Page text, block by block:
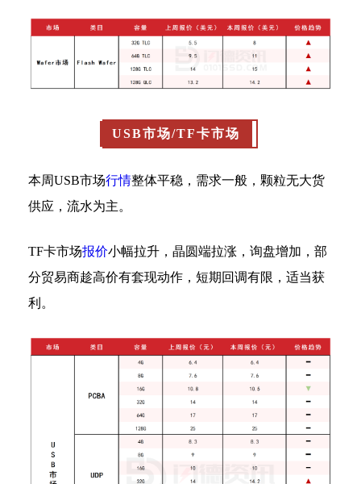
USB市场/TF卡市场
本周USB市场行情整体平稳，需求一般，颗粒无大货
供应，流水为主。
TF卡市场报价小幅拉升，晶圆端拉涨，询盘增加，部
分贸易商趁高价有套现动作，短期回调有限，适当获
利。